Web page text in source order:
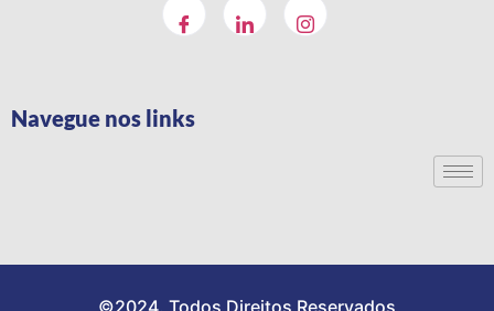
Navegue nos links
©2024. Todos Direitos Reservados